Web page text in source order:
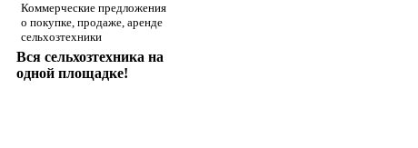
Коммерческие предложения
о покупке, продаже, аренде
сельхозтехники
Вся сельхозтехника на
одной площадке!